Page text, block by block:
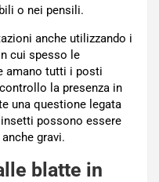
o nei pensili.
anche utilizzando i
cui spesso le
amano tutti i posti
la presenza in
una questione legata
possono essere
anche gravi.
blatte in